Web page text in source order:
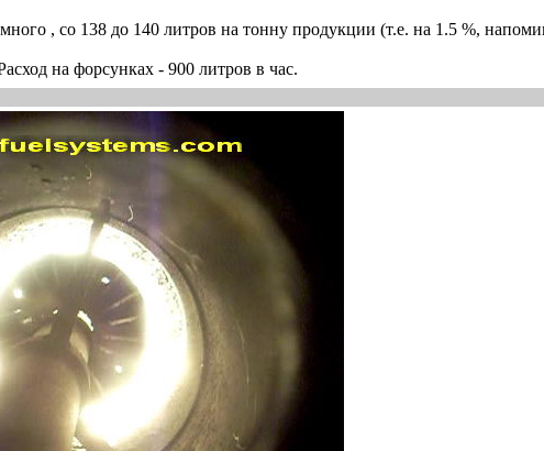
, со 138 до 140 литров на тонну продукции (т.е. на 1.5 %,
на форсунках - 900 литров в час.